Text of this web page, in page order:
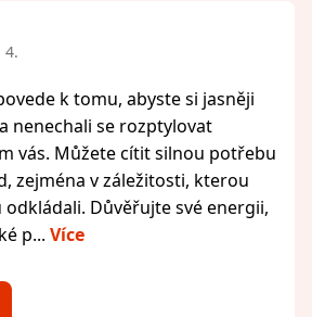
4.
k tomu, abyste si jasněji
nenechali se rozptylovat
vás. Můžete cítit silnou potřebu
zejména v záležitosti, kterou
odkládali. Důvěřujte své energii,
p... Více